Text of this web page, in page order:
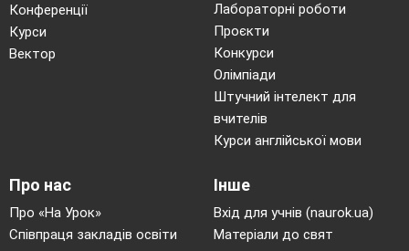
Конференції
Курси
Вектор
Лабораторні роботи
Проєкти
Конкурси
Олімпіади
Штучний інтелект для
вчителів
Курси англійської мови
Про нас
Про «На Урок»
Співпраця закладів освіти
Інше
Вхід для учнів (naurok.ua)
Матеріали до свят